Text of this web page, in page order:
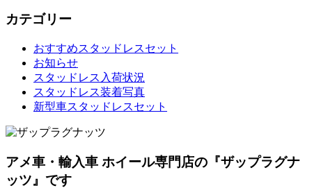
カテゴリー
おすすめスタッドレスセット
お知らせ
スタッドレス入荷状況
スタッドレス装着写真
新型車スタッドレスセット
アメ車・輸入車 ホイール専門店の『ザップラグナ
ッツ』です